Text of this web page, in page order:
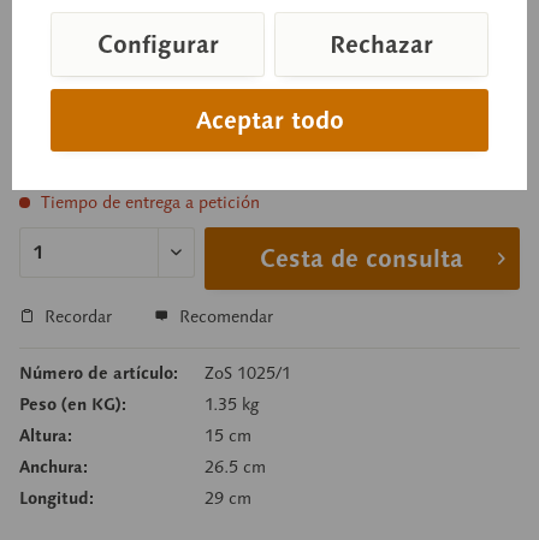
natural, de SOMSO-PLAST®.
Tiempo de entrega a petición
Cesta de consulta
Recordar Recomendar
Número de artículo:
ZoS 1025/1
Peso (en KG):
1.35 kg
Altura:
15 cm
Anchura:
26.5 cm
Longitud:
29 cm
Aceptar todo
Configurar Rechazar